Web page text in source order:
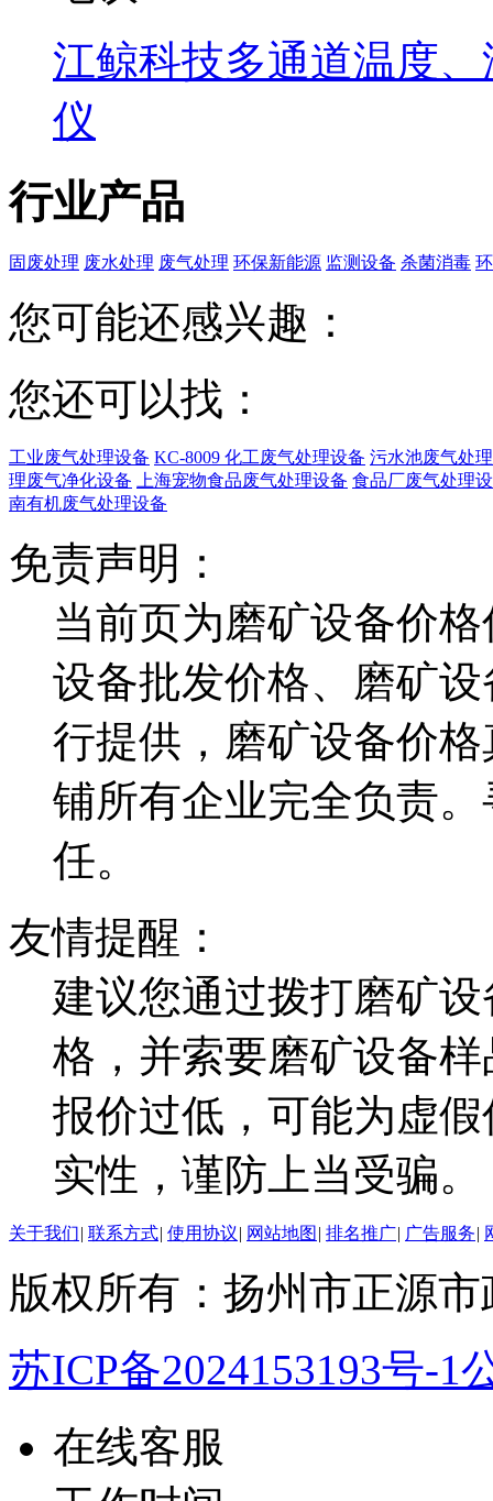
江鲸科技多通道温度
仪
行业产品
固废处理 废水处理 废气处理 环保新能源 监测设备 杀菌消毒
您可能还感兴趣：
您还可以找：
工业废气处理设备 KC-8009 化工废气处理设备 污水池废气处
理废气净化设备
上海宠物食品废气处理设备 食品厂废气处理
南有机废气处理设备
免责声明：
当前页为磨矿设备价
设备批发价格、磨矿
行提供，磨矿设备价
铺所有企业完全负责
任。
友情提醒：
建议您通过拨打磨矿
格，并索要磨矿设备
报价过低，可能为虚
实性，谨防上当受骗。
关于我们| 联系方式| 使用协议| 网站地图 | 排名推广| 广告服务|
版权所有：扬州市正源
苏ICP备2024153193号-1
在线客服